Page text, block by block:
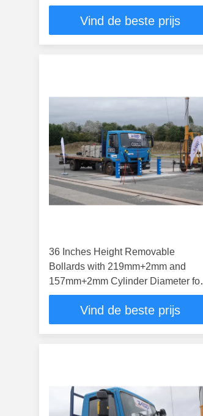
beveiligingsoplossingen
Vind de beste prijs
36 Inches Height Removable
Bollards with 219mm+2mm and
157mm+2mm Cylinder Diameter for
Secure Access Control
Vind de beste prijs